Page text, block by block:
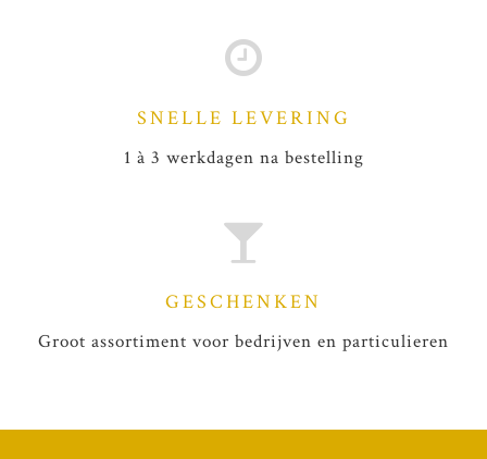
SNELLE LEVERING
1 à 3 werkdagen na bestelling
GESCHENKEN
Groot assortiment voor bedrijven en particulieren